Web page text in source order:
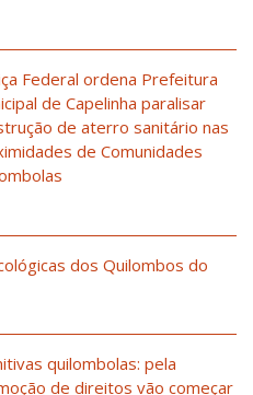
Federal ordena Prefeitura
de Capelinha paralisar
de aterro sanitário nas
de Comunidades
dos Quilombos do
quilombolas: pela
de direitos vão começar